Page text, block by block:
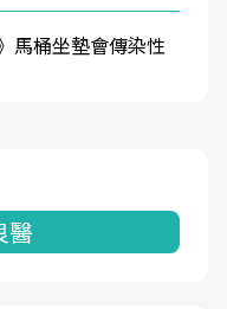
馬桶坐墊會傳染性
醫